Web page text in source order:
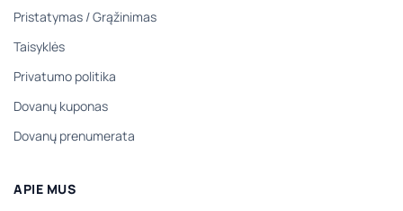
Pristatymas /Grąžinimas
Taisyklės
Privatumo politika
Dovanų kuponas
Dovanų prenumerata
APIE MUS